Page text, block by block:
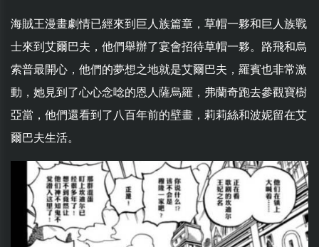
海賊王漫畫劇情已經來到巨人族篇章，草帽一夥和巨人族戰
士來到艾爾巴夫，他們舉辦了宴會招待草帽一夥。路飛和烏
索普最開心，他們的夢想之地就是艾爾巴夫，羅賓也非常激
動，她見到了心心念唸的恩人薩烏羅，弗蘭奇跑去參觀寶樹
亞當，他們還看到了八百年前的壁畫，莉莉絲和波妮留在艾
爾巴夫生活。